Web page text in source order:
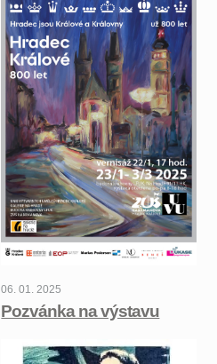
06. 01. 2025
Pozvánka na výstavu